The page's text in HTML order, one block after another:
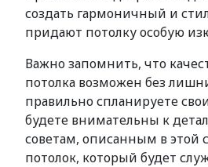
создать гармоничный и
придают потолку особую
Важно запомнить, что
потолка возможен без
правильно спланируете
будете внимательны к
советам, описанным в этой
потолок, который будет